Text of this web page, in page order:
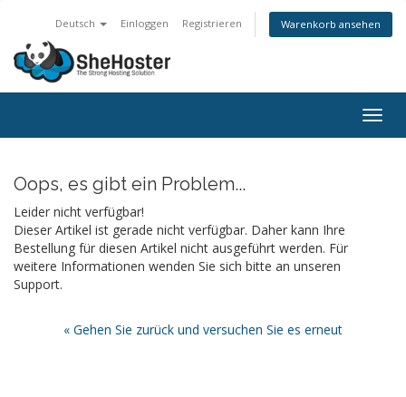
Deutsch Einloggen Registrieren Warenkorb ansehen
Oops, es gibt ein Problem...
Leider nicht verfügbar!
Dieser Artikel ist gerade nicht verfügbar. Daher kann Ihre
Bestellung für diesen Artikel nicht ausgeführt werden. Für
weitere Informationen wenden Sie sich bitte an unseren
Support.
« Gehen Sie zurück und versuchen Sie es erneut